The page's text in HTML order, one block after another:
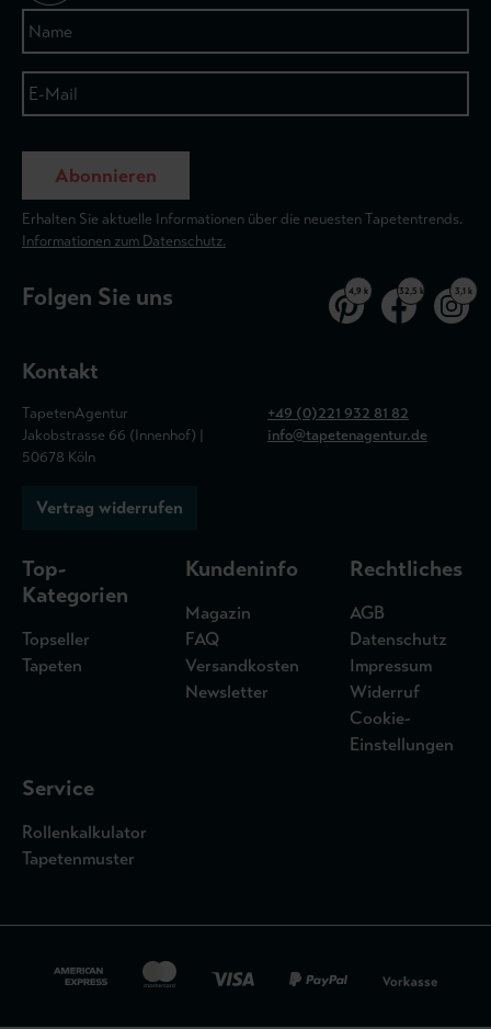
Abonnieren
Erhalten Sie aktuelle Informationen über die neuesten Tapetentrends.
Informationen zum Datenschutz.
Folgen Sie uns 4,9 k 32,5 k 3,1 k
Kontakt
TapetenAgentur
Jakobstrasse 66 (Innenhof) |
50678 Köln
+49 (0)221 932 81 82
info@tapetenagentur.de
Vertrag widerrufen
Top-
Kategorien
Topseller
Tapeten
Kundeninfo
Magazin
FAQ
Versandkosten
Newsletter
Rechtliches
AGB
Datenschutz
Impressum
Widerruf
Cookie-
Einstellungen
Service
Rollenkalkulator
Tapetenmuster